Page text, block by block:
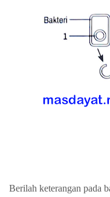
Berilah keterangan pada